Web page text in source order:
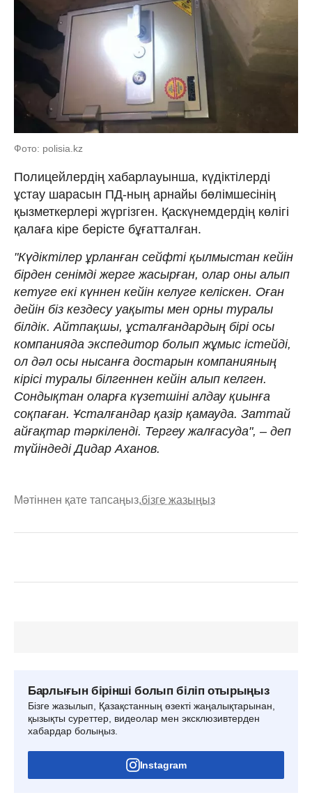
Фото: polisia.kz
Полицейлердің хабарлауынша, күдіктілерді
ұстау шарасын ПД-ның арнайы бөлімшесінің
қызметкерлері жүргізген. Қаскүнемдердің көлігі
қалаға кіре берісте бұғатталған.
"Күдіктілер ұрланған сейфті қылмыстан кейін
бірден сенімді жерге жасырған, олар оны алып
кетуге екі күннен кейін келуге келіскен. Оған
дейін біз кездесу уақыты мен орны туралы
білдік. Айтпақшы, ұсталғандардың бірі осы
компанияда экспедитор болып жұмыс істейді,
ол дәл осы нысанға достарын компанияның
кірісі туралы білгеннен кейін алып келген.
Сондықтан оларға күзетшіні алдау қиынға
соқпаған. Ұсталғандар қазір қамауда. Заттай
айғақтар тәркіленді. Тергеу жалғасуда", – деп
түйіндеді Дидар Аханов.
Мәтіннен қате тапсаңыз,бізге жазыңыз
Барлығын бірінші болып біліп отырыңыз
Бізге жазылып, Қазақстанның өзекті жаңалықтарынан,
қызықты суреттер, видеолар мен эксклюзивтерден
хабардар болыңыз.
Instagram